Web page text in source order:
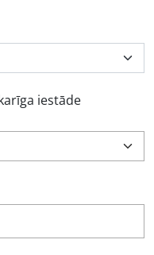
iestāde